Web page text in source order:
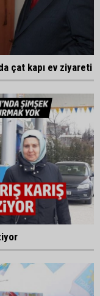
çat kapı ev ziyareti